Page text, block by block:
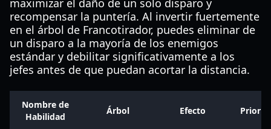
maximizar el daño de un solo disparo y
recompensar la puntería. Al invertir fuertemente
en el árbol de Francotirador, puedes eliminar de
un disparo a la mayoría de los enemigos
estándar y debilitar significativamente a los
jefes antes de que puedan acortar la distancia.
Nombre de
Habilidad
Árbol Efecto